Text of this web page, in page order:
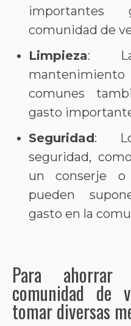
comunidad de
Limpieza:
comunes
gasto
Seguridad:
seguridad,
un conserje o
pueden
gasto en la
Para
comunidad de
tomar diversas